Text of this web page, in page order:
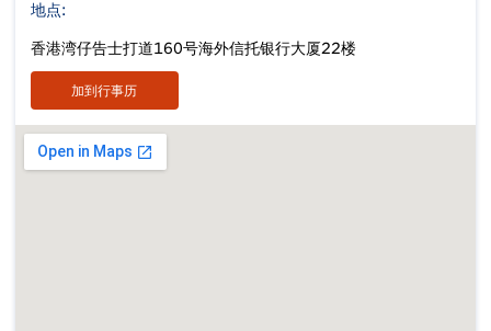
地点:
香港湾仔告士打道160号海外信托银行大厦22楼
加到行事历